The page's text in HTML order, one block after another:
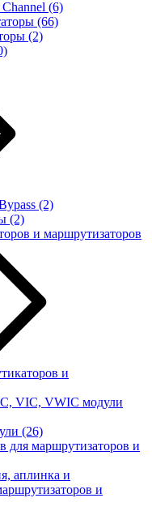
(6)
(66)
(2)
(2)
(2)
и маршрутизаторов
и
VIC, VWIC модули
(26)
для маршрутизаторов и
аплинка и
и